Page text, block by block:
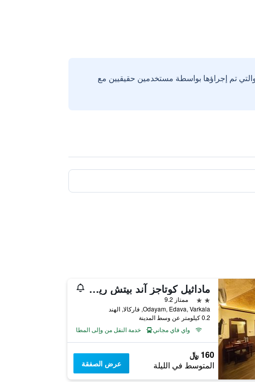
تم إجراؤها بواسطة مستخدمين حقيقيين مع
ماداثيل كوتاجز آند بيتش ريزورت
2 نجمتين
ممتاز 9.2
Odayam, Edava, Varkala, فاركالا, الهند
0.2 كيلومتر عن وسط المدينة
واي فاي مجاني
خدمة النقل من وإلى المطار
160 ﷼
المتوسط في الليلة عرض الصفقة